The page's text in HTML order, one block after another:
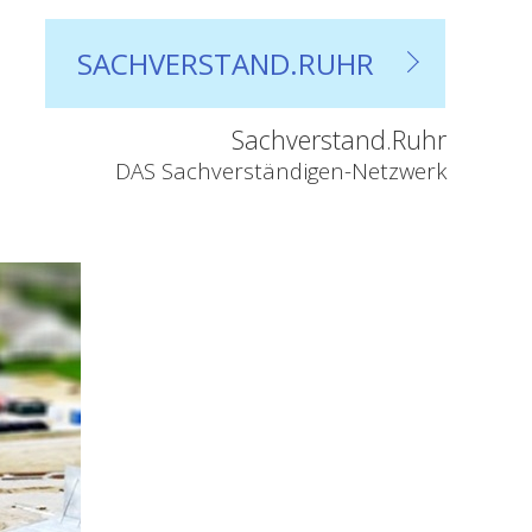
SACHVERSTAND.RUHR
Sachverstand.Ruhr
DAS Sachverständigen-Netzwerk